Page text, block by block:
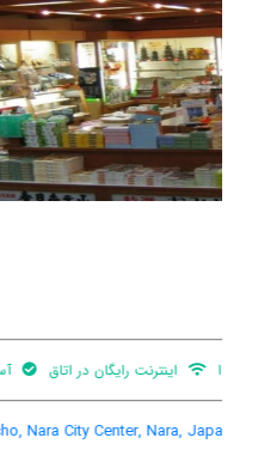
وان چوبی بزرگ اینترنت
Nara, Japan, 630-